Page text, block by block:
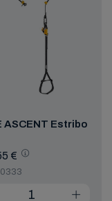
ASCENT Estribo
€